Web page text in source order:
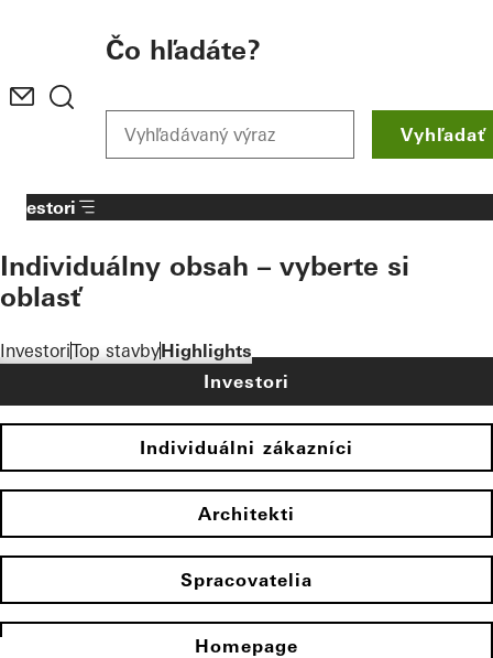
Čo hľadáte?
Vyhľadať
InvestoriTop stavbyHighlights
Investori
Individuálny obsah – vyberte si
oblasť
Investori
Individuálni zákazníci
Architekti
Spracovatelia
Homepage